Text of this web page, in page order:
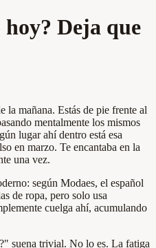
hoy? Deja que
la mañana. Estás de pie frente al
mentalmente los mismos
lugar ahí dentro está esa
en marzo. Te encantaba en la
una vez.
según Modaes, el español
de ropa, pero solo usa
cuelga ahí, acumulando
suena trivial. No lo es. La fatiga